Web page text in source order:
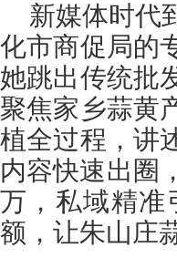
新媒体时代
化市商促局的
她跳出传统批
聚焦家乡蒜黄
植全过程，讲
内容快速出圈
万，私域精准
额，让朱山庄